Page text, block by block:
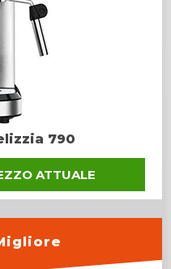
790
ATTUALE